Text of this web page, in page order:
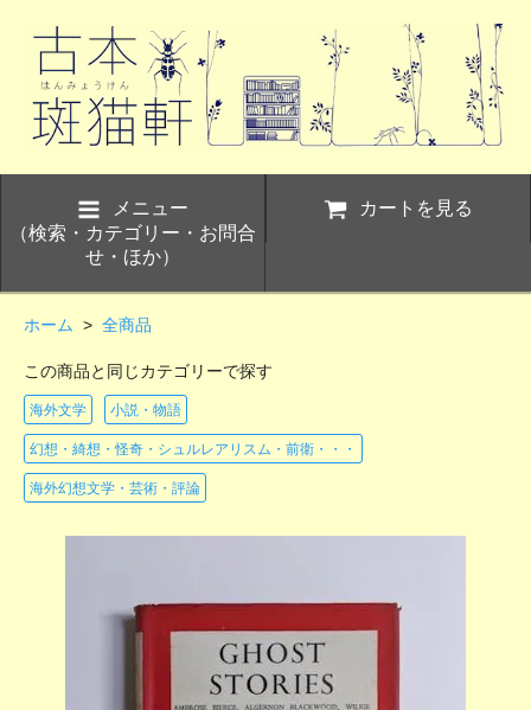
メニュー
（検索・カテゴリー・お問合
せ・ほか）
カートを見る
ホーム > 全商品
この商品と同じカテゴリーで探す
海外文学 小説・物語
幻想・綺想・怪奇・シュルレアリスム・前衛・・・
海外幻想文学・芸術・評論